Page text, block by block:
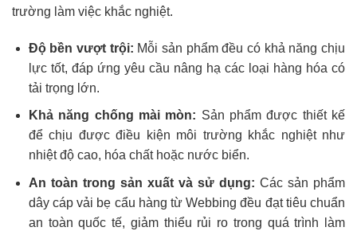
trường làm việc khắc nghiệt.
Độ bền vượt trội: Mỗi sản phẩm đều có khả năng chịu
lực tốt, đáp ứng yêu cầu nâng hạ các loại hàng hóa có
tải trọng lớn.
Khả năng chống mài mòn: Sản phẩm được thiết kế
để chịu được điều kiện môi trường khắc nghiệt như
nhiệt độ cao, hóa chất hoặc nước biển.
An toàn trong sản xuất và sử dụng: Các sản phẩm
dây cáp vải bẹ cẩu hàng từ Webbing đều đạt tiêu chuẩn
an toàn quốc tế, giảm thiểu rủi ro trong quá trình làm